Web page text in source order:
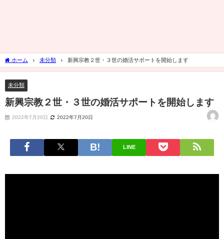
ホーム 未分類 新興宗教２世・３世の婚活サポートを開始します
未分類
新興宗教２世・３世の婚活サポートを開始します
2022年7月20日 2022年7月20日
LINE